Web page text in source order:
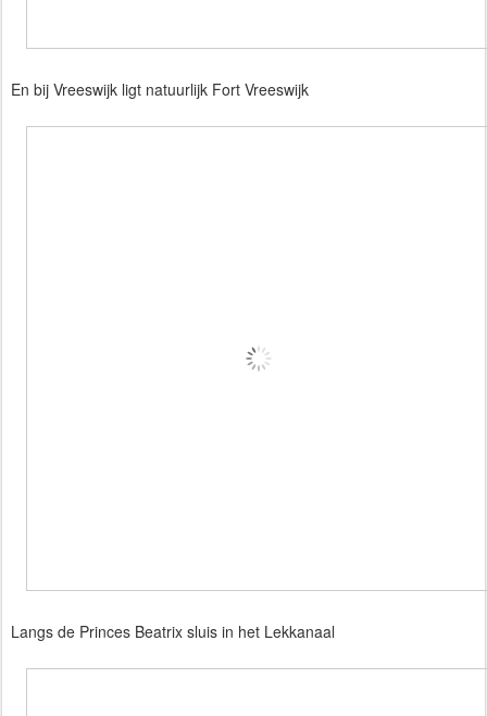
En bij Vreeswijk ligt natuurlijk Fort Vreeswijk
Langs de Princes Beatrix sluis in het Lekkanaal